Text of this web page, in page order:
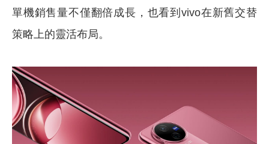
單機銷售量不僅翻倍成長，也看到vivo在新舊交替
策略上的靈活布局。